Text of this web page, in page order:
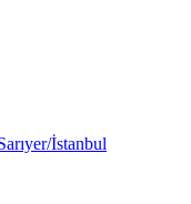
İstanbul